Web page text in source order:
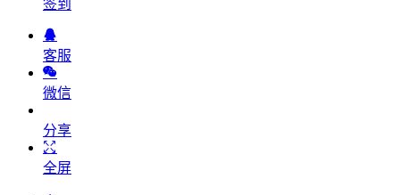
签到
客服
微信
分享
全屏